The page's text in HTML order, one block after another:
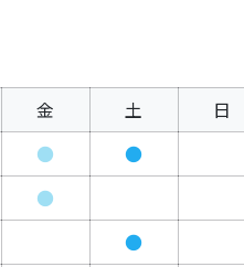
金 土 日
● ●
●
●